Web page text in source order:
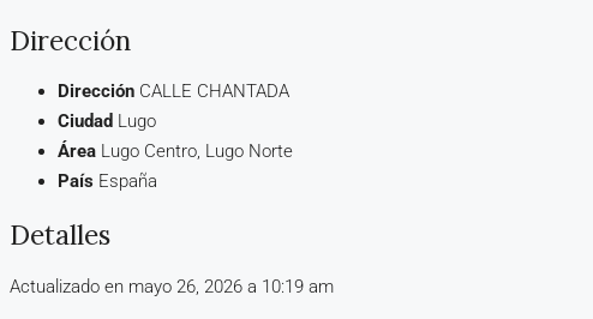
Dirección
Dirección CALLE CHANTADA
Ciudad Lugo
Área Lugo Centro, Lugo Norte
País España
Detalles
Actualizado en mayo 26, 2026 a 10:19 am